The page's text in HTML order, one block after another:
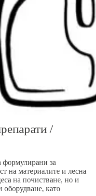
/
за
на материалите и лесна
на почистване, но и
оборудване, като